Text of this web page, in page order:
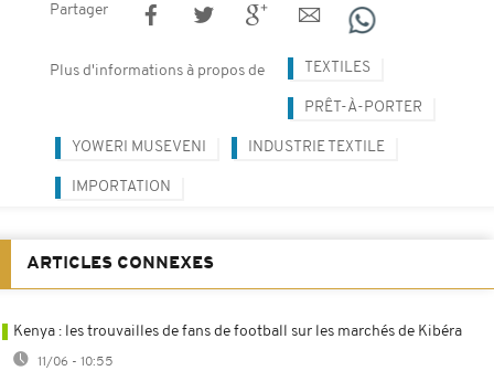
Partager
Plus d'informations à propos de TEXTILES
PRÊT-À-PORTER
YOWERI MUSEVENI INDUSTRIE TEXTILE
IMPORTATION
ARTICLES CONNEXES
Kenya : les trouvailles de fans de football sur les marchés de Kibéra
11/06 - 10:55